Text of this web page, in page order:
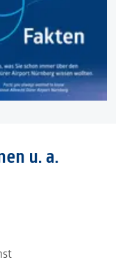
u. a.